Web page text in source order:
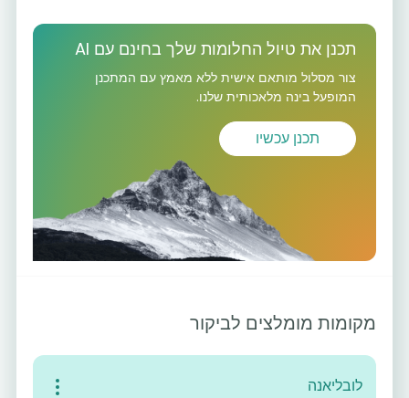
תכנן את טיול החלומות שלך בחינם עם AI
צור מסלול מותאם אישית ללא מאמץ עם המתכנן
המופעל בינה מלאכותית שלנו.
תכנן עכשיו
מקומות מומלצים לביקור
לובליאנה